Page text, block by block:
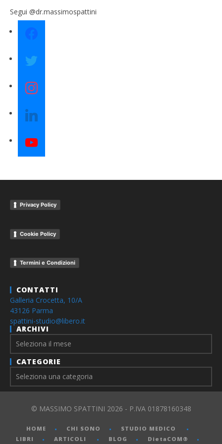
Segui @dr.massimospattini
facebook
instagram
linkedin
Privacy Policy
Cookie Policy
Termini e Condizioni
CONTATTI
Galleria Crocetta, 10/A
43126 Parma
spattini-studio@libero.it
ARCHIVI
Archivi
CATEGORIE
© MASSIMO SPATTINI 2026 - P.IVA 01878160348
HOME CHI SONO
STUDIO MEDICO
LIBRI
ARTICOLI BLOG DietaCOM®